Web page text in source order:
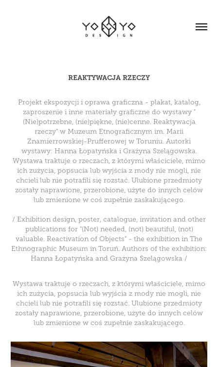
REAKTYWACJA RZECZY
Projekt ekspozycji i oprawa graficzna - plakat, katalog,
zaproszenie i inne materiały graficzne do wystawy "
(Nie)potrzebne, (nie)piękne, (nie)cenne. Reaktywacja
rzeczy" w Muzeum Etnograficznym im. Marii
Znamierrowskiej-Prufferowej w Toruniu. Autorki
wystawy: Hanna Łopatyńska i Grażyna Szelągowska.
Wystawa traktuje o rzeczach, z którymi właściciele, mimo
ich zużycia, popsucia lub wyjścia z mody nie mogli, nie
chcieli lub nie potrafili się rozstać. Ulubione przedmioty
zostały naprawione, przerobione, użyte do innych celów
lub zmienione w coś zupełnie zaskakującego.
/ Exhibition design, poster, catalogue, invitation and other
publications for "(Not) needed, (not) beautiful, (not)
valuable. Reactivation of Objects" - the exhibition in The
Ethnographic Museum in Toruń. Authors of the exhibition:
Hanna Łopatyńska and Grażyna Szelągowska /
Wystawa traktuje o rzeczach, z którymi właściciele, mimo
ich zużycia, popsucia lub wyjścia z mody nie mogli, nie
chcieli lub nie potrafili się rozstać. Ulubione przedmioty
zostały naprawione, przerobione, użyte do innych celów
lub zmienione w coś zupełnie zaskakującego.